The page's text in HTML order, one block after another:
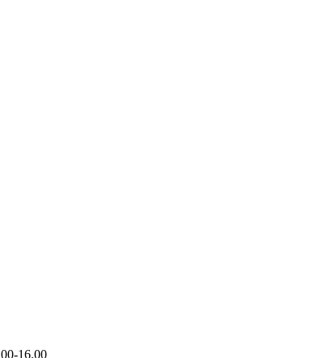
16.00